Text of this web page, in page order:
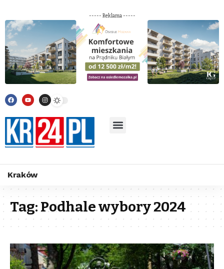
----- Reklama -----
Kraków
Tag:Podhale wybory 2024